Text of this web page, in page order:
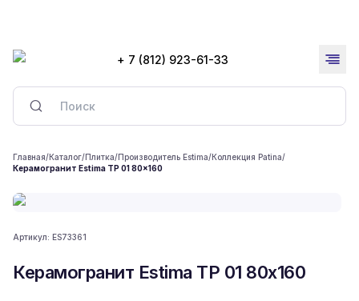
+ 7 (812) 923-61-33
Главная/Каталог/Плитка/Производитель Estima/Коллекция Patina/
Керамогранит Estima TP 01 80x160
Артикул: ES73361
Керамогранит Estima TP 01 80x160